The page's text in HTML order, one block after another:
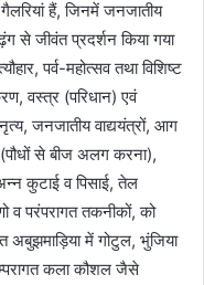
हैं, जिनमें जनजातीय
से जीवंत प्रदर्शन किया गया
पर्व-महोत्सव तथा विशिष्ट
वस्त्र (परिधान) एवं
जनजातीय वाद्ययंत्रों, आग
(पौधों से बीज अलग करना),
कुटाई व पिसाई, तेल
व परंपरागत तकनीकों, को
अबुझमाड़िया में गोटुल, भुंजिया
कला कौशल जैसे